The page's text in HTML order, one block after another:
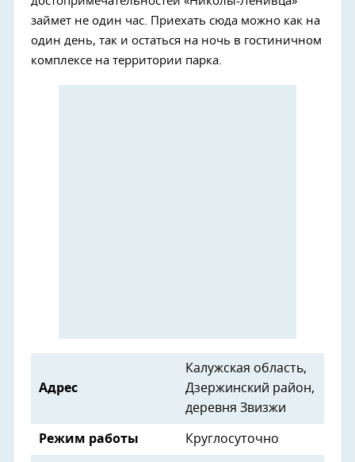
займет не один час. Приехать сюда можно как на
один день, так и остаться на ночь в гостиничном
комплексе на территории парка.
Адрес
Калужская область,
Дзержинский район,
деревня Звизжи
Режим работы Круглосуточно